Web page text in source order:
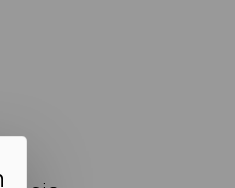
le bandeau des